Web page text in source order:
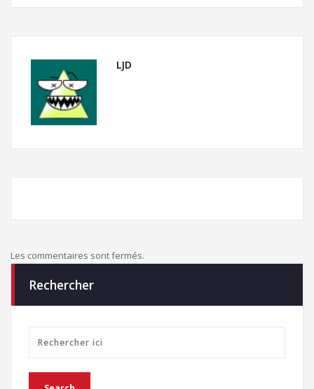
LJD
Les commentaires sont fermés.
Rechercher